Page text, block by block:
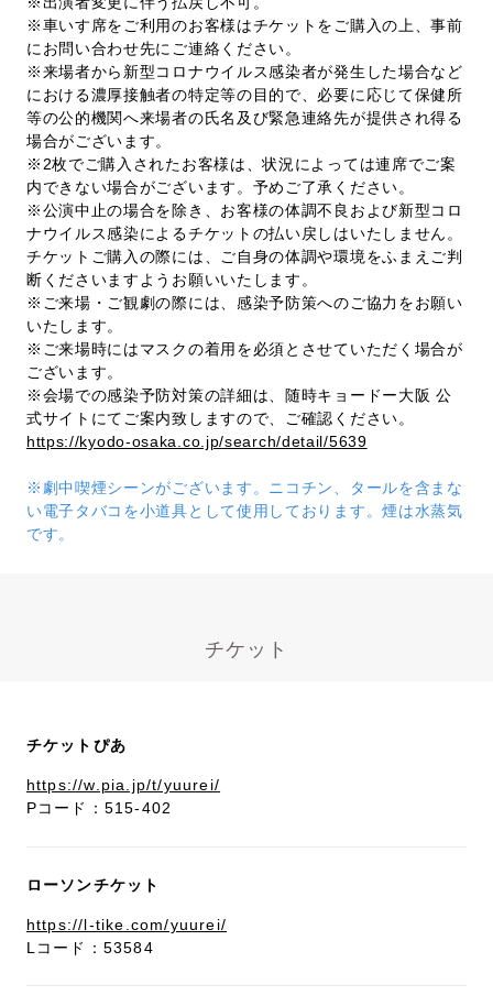
※車いす席をご利用のお客様はチケットをご購入の上、事前
にお問い合わせ先にご連絡ください。
※来場者から新型コロナウイルス感染者が発生した場合など
における濃厚接触者の特定等の目的で、必要に応じて保健所
等の公的機関へ来場者の氏名及び緊急連絡先が提供され得る
場合がございます。
※2枚でご購入されたお客様は、状況によっては連席でご案
内できない場合がございます。予めご了承ください。
※公演中止の場合を除き、お客様の体調不良および新型コロ
ナウイルス感染によるチケットの払い戻しはいたしません。
チケットご購入の際には、ご自身の体調や環境をふまえご判
断くださいますようお願いいたします。
※ご来場・ご観劇の際には、感染予防策へのご協力をお願い
いたします。
※ご来場時にはマスクの着用を必須とさせていただく場合が
ございます。
※会場での感染予防対策の詳細は、随時キョードー大阪 公
式サイトにてご案内致しますので、ご確認ください。
https://kyodo-osaka.co.jp/search/detail/5639
※劇中喫煙シーンがございます。ニコチン、タールを含まな
い電子タバコを小道具として使用しております。煙は水蒸気
です。
チケット
チケットぴあ
https://w.pia.jp/t/yuurei/
Pコード：515-402
ローソンチケット
https://l-tike.com/yuurei/
Lコード：53584